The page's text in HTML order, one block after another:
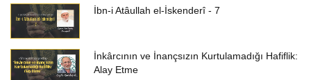
İbn-i Atâullah el-İskenderî - 7
İnkârcının ve İnançsızın Kurtulamadığı Hafiflik:
Alay Etme